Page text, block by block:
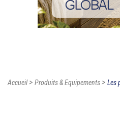
Accueil> Produits & Equipements> Les